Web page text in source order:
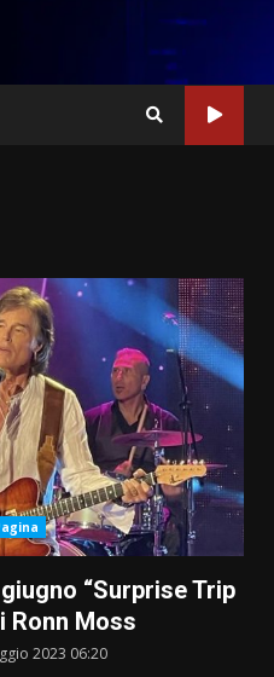
“Surprise Trip
Ronn Moss
2023 06:20